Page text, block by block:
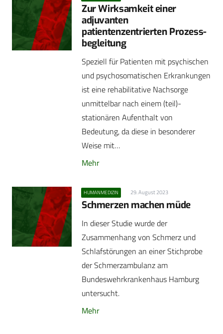
Zur Wirksamkeit einer
adjuvanten
patientenzentrierten Prozess­
begleitung
Speziell für Patienten mit psychischen
und psychosomatischen Erkrankungen
ist eine rehabilitative Nachsorge
unmittelbar nach einem (teil)-
stationären Aufenthalt von
Bedeutung, da diese in besonderer
Weise mit…
Mehr
HUMANMEDIZIN 29. August 2023
Schmerzen machen müde
In dieser Studie wurde der
Zusammenhang von Schmerz und
Schlafstörungen an einer Stichprobe
der Schmerzambulanz am
Bundeswehrkrankenhaus Hamburg
untersucht.
Mehr